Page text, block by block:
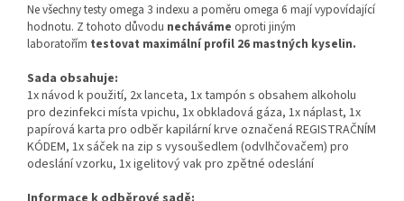
Ne všechny testy omega 3 indexu a poměru omega 6 mají vypovídající
hodnotu. Z tohoto důvodu necháváme oproti jiným
laboratořím testovat maximální profil 26 mastných kyselin.
Sada obsahuje:
1x návod k použití, 2x lanceta, 1x tampón s obsahem alkoholu
pro dezinfekci místa vpichu, 1x obkladová gáza, 1x náplast, 1x
papírová karta pro odběr kapilární krve označená REGISTRAČNÍM
KÓDEM, 1x sáček na zip s vysoušedlem (odvlhčovačem) pro
odeslání vzorku, 1x igelitový vak pro zpětné odeslání